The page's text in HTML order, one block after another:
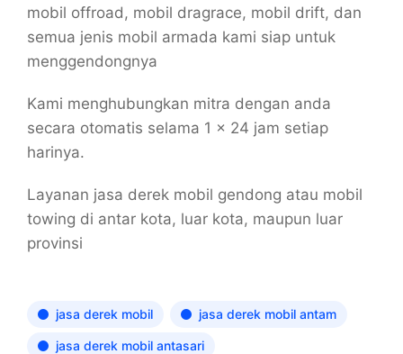
mobil offroad, mobil dragrace, mobil drift, dan
semua jenis mobil armada kami siap untuk
menggendongnya
Kami menghubungkan mitra dengan anda
secara otomatis selama 1 x 24 jam setiap
harinya.
Layanan jasa derek mobil gendong atau mobil
towing di antar kota, luar kota, maupun luar
provinsi
jasa derek mobil jasa derek mobil antam
jasa derek mobil antasari